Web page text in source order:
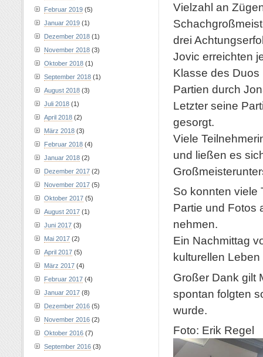
Vielzahl an
drei
Jovic erreichten
Klasse des
Partien durch
Letzter seine
gesorgt.
Viele
und ließen es
So konnten viele
Partie und Fotos
nehmen.
Ein Nachmittag
kulturellen
Großer Dank gilt
spontan folgten
wurde.
Foto: Erik Regel
Februar 2019 (5)
Januar 2019 (1)
Dezember 2018 (1)
November 2018 (3)
Oktober 2018 (1)
September 2018 (1)
August 2018 (3)
Juli 2018 (1)
April 2018 (2)
März 2018 (3)
Februar 2018 (4)
Januar 2018 (2)
Dezember 2017 (2)
November 2017 (5)
Oktober 2017 (5)
August 2017 (1)
Juni 2017 (3)
Mai 2017 (2)
April 2017 (5)
März 2017 (4)
Februar 2017 (4)
Januar 2017 (8)
Dezember 2016 (5)
November 2016 (2)
Oktober 2016 (7)
September 2016 (3)